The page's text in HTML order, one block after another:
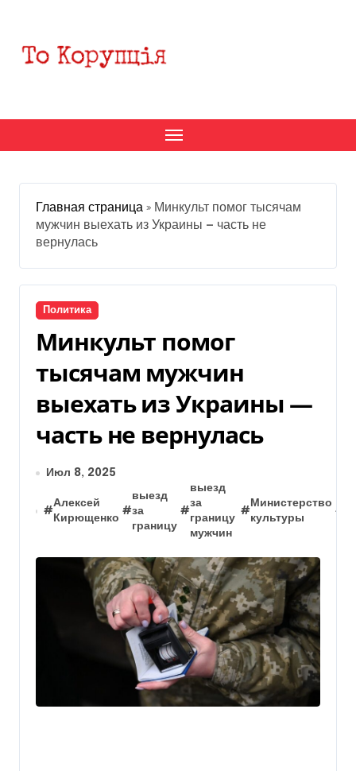
содержанию
Главная страница » Минкульт помог тысячам
мужчин выехать из Украины — часть не
вернулась
Политика
Минкульт помог
тысячам мужчин
выехать из Украины —
часть не вернулась
Июл 8, 2025
#
Алексей
Кирющенко
#
выезд
за
границу
#
выезд
за
границу
мужчин
#
Министерство
культуры
#